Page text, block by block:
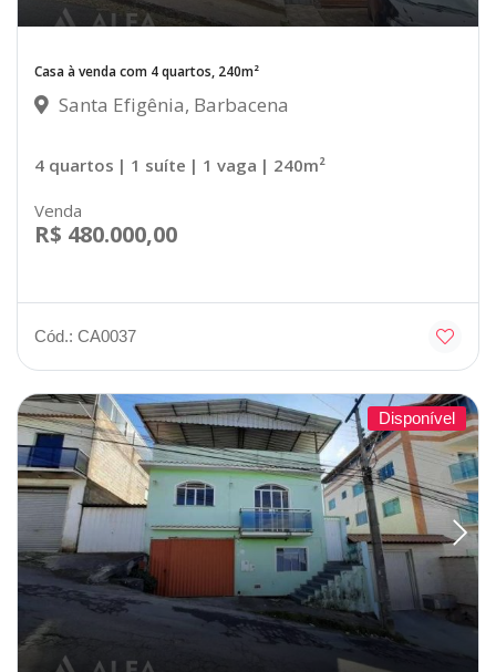
Casa à venda com 4 quartos, 240m²
Santa Efigênia, Barbacena
4 quartos | 1 suíte | 1 vaga | 240m²
Venda
R$ 480.000,00
Cód.: CA0037
Disponível